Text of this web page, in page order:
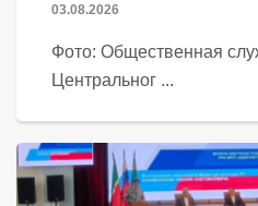
03.08.2026
Фото: Общественная
Центральног ...